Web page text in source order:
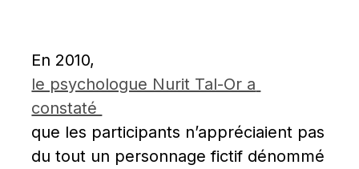
En 2010,
le psychologue Nurit Tal-Or a
constaté
que les participants n’appréciaient pas
du tout un personnage fictif dénommé